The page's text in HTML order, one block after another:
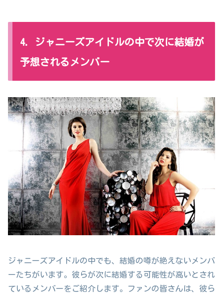
4. ジャニーズアイドルの中で次に結婚が
予想されるメンバー
ジャニーズアイドルの中でも、結婚の噂が絶えないメンバ
ーたちがいます。彼らが次に結婚する可能性が高いとされ
ているメンバーをご紹介します。ファンの皆さんは、彼ら